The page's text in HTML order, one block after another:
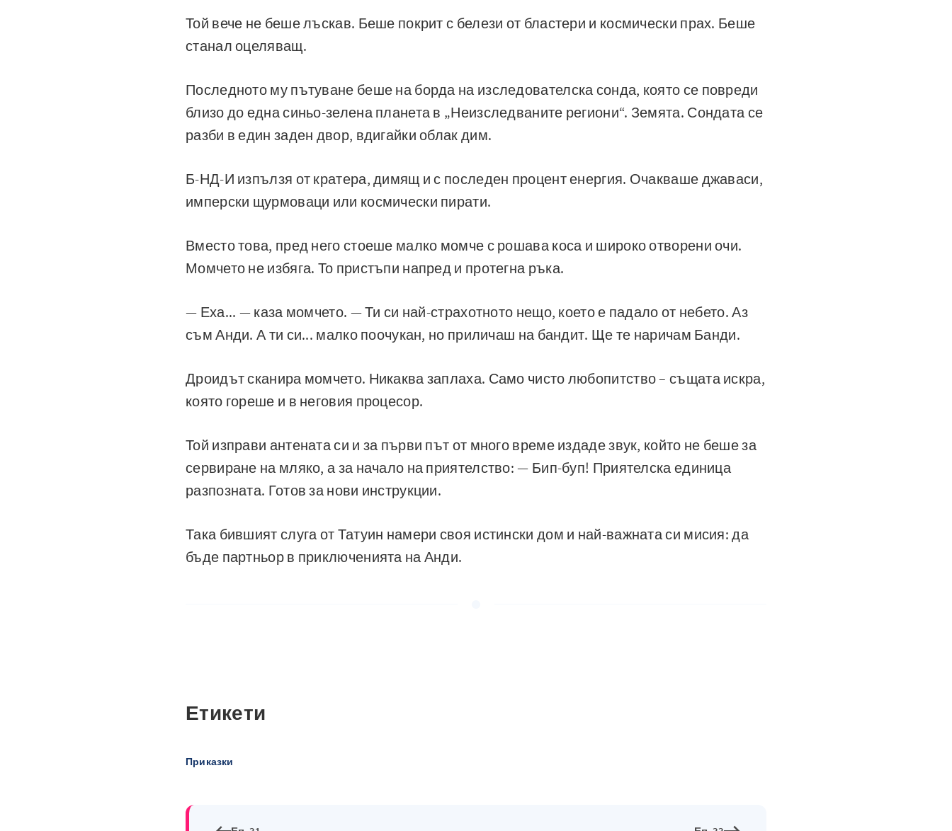
Той вече не беше лъскав. Беше покрит с белези от бластери и космически прах. Беше
станал оцеляващ.
Последното му пътуване беше на борда на изследователска сонда, която се повреди
близо до една синьо-зелена планета в „Неизследваните региони“. Земята. Сондата се
разби в един заден двор, вдигайки облак дим.
Б-НД-И изпълзя от кратера, димящ и с последен процент енергия. Очакваше джаваси,
имперски щурмоваци или космически пирати.
Вместо това, пред него стоеше малко момче с рошава коса и широко отворени очи.
Момчето не избяга. То пристъпи напред и протегна ръка.
— Еха... — каза момчето. — Ти си най-страхотното нещо, което е падало от небето. Аз
съм Анди. А ти си... малко поочукан, но приличаш на бандит. Ще те наричам Банди.
Дроидът сканира момчето. Никаква заплаха. Само чисто любопитство – същата искра,
която гореше и в неговия процесор.
Той изправи антената си и за първи път от много време издаде звук, който не беше за
сервиране на мляко, а за начало на приятелство: — Бип-буп! Приятелска единица
разпозната. Готов за нови инструкции.
Така бившият слуга от Татуин намери своя истински дом и най-важната си мисия: да
бъде партньор в приключенията на Анди.
Етикети
Приказки